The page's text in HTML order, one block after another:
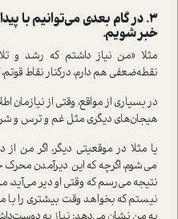
3. در گام بعدی می‌توانیم با
خبر شویم.
مثلا «من نیاز داشتم که رشد و
نقطه‌ضعفی هم دارم، در‌کنار نقاط قوتم،
در بسیاری از مواقع، وقتی از
هیجان‌های د‌یگری مثل غم و ترس و
یا مثلا در موقعیتی دیگر، اگر
می‌شوم، اگرچه که این دیر‌آمدن
نتیجه می‌رسم که وقتی او دیر می‌آید،
نیستم که بخواهد وقت بیشتری را با